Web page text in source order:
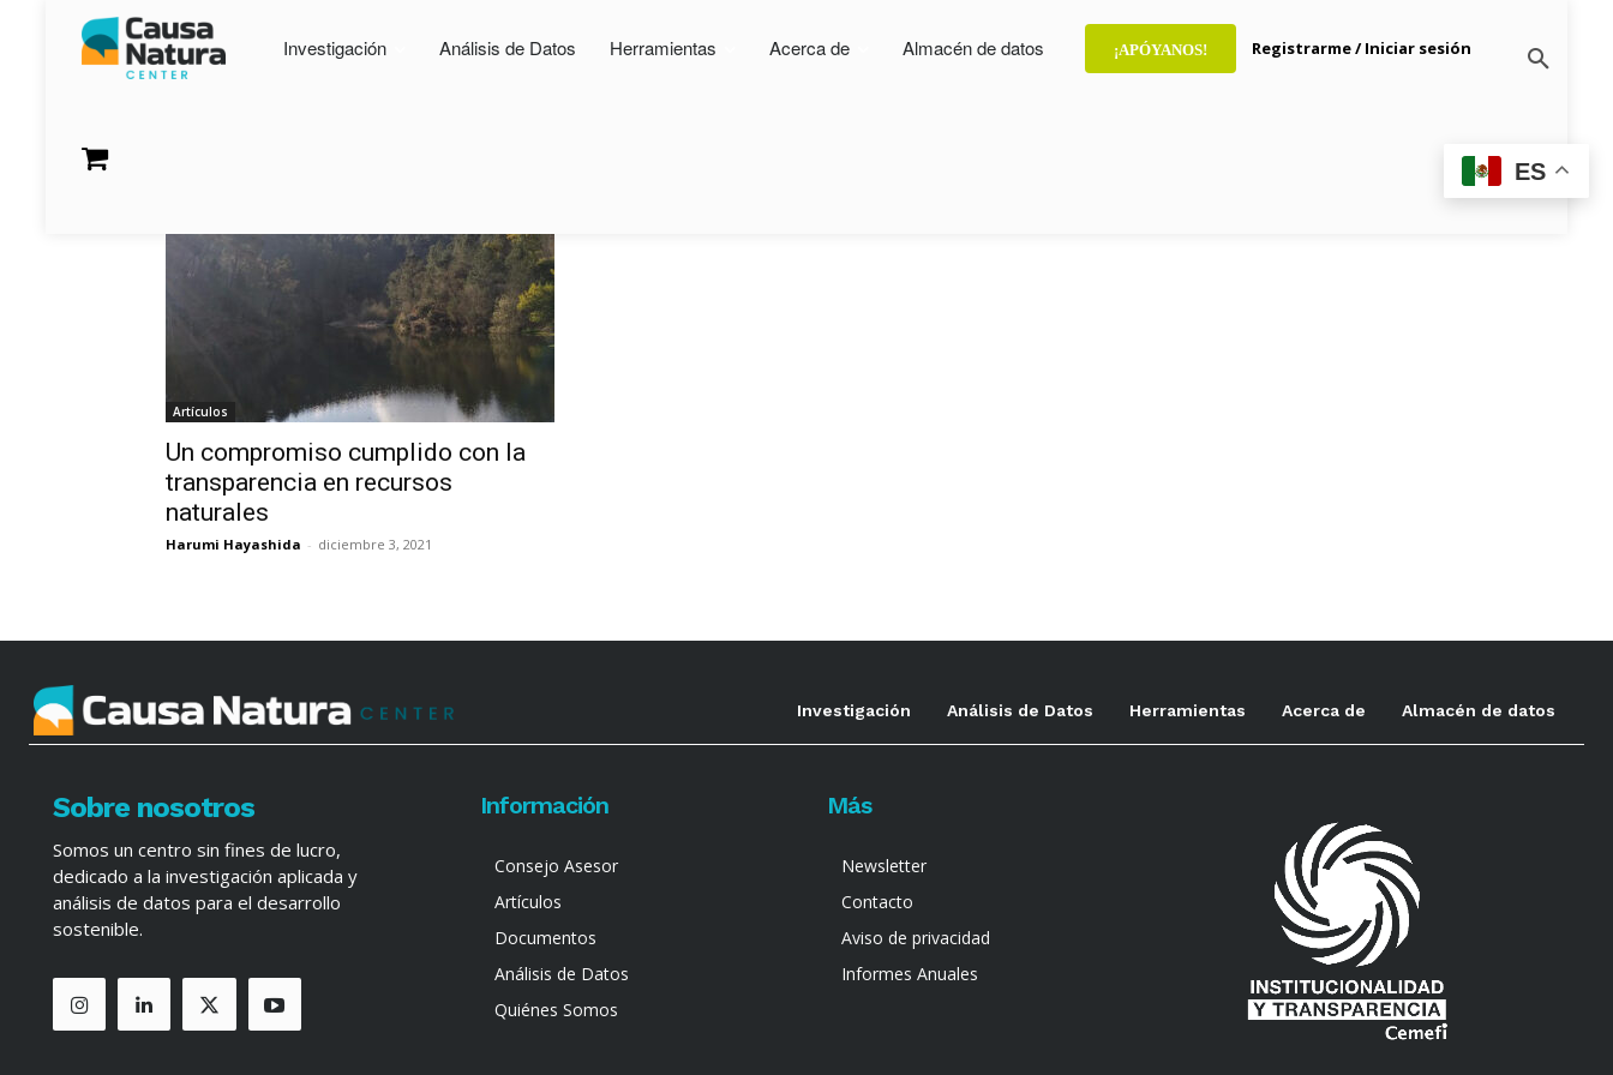
Investigación Análisis de Datos Herramientas Acerca de Almacén de datos ¡APÓYANOS! Registrarme / Iniciar sesión
Artículos
Un compromiso cumplido con la
transparencia en recursos
naturales
Harumi Hayashida - diciembre 3, 2021
Investigación Análisis de Datos Herramientas Acerca de Almacén de datos
Sobre nosotros
Somos un centro sin fines de lucro,
dedicado a la investigación aplicada y
análisis de datos para el desarrollo
sostenible.
Información
Consejo Asesor
Artículos
Documentos
Análisis de Datos
Quiénes Somos
Más
Newsletter
Contacto
Aviso de privacidad
Informes Anuales
ES